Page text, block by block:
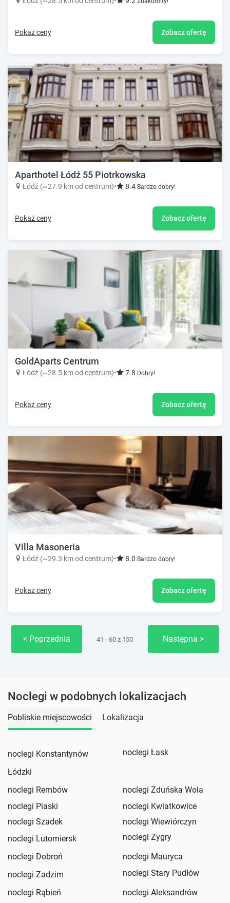
Pokaż ceny Zobacz ofertę
Aparthotel Łódź 55 Piotrkowska
Łódź (~27.9 km od centrum)• 8.4 Bardzo dobry!
Pokaż ceny Zobacz ofertę
GoldAparts Centrum
Łódź (~28.5 km od centrum)• 7.8 Dobry!
Pokaż ceny Zobacz ofertę
Villa Masoneria
Łódź (~29.3 km od centrum)• 8.0 Bardzo dobry!
Pokaż ceny Zobacz ofertę
Poprzednia 41 - 60 z 150 Następna
Noclegi w podobnych lokalizacjach
Pobliskie miejscowości Lokalizacja
noclegi Konstantynów
Łódzki
noclegi Łask
noclegi Rembów
noclegi Zduńska Wola
noclegi Piaski
noclegi Kwiatkowice
noclegi Szadek
noclegi Wiewiórczyn
noclegi Lutomiersk
noclegi Zygry
noclegi Dobroń
noclegi Mauryca
noclegi Zadzim
noclegi Stary Pudłów
noclegi Rąbień
noclegi Aleksandrów